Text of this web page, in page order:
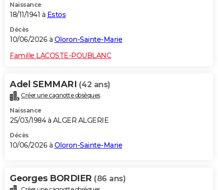
Naissance
18/11/1941 à Estos
Décès
10/06/2026 à Oloron-Sainte-Marie
Famille LACOSTE-POUBLANC
Adel SEMMARI (42 ans)
Créer une cagnotte obsèques
Naissance
25/03/1984 à ALGER ALGERIE
Décès
10/06/2026 à Oloron-Sainte-Marie
Georges BORDIER (86 ans)